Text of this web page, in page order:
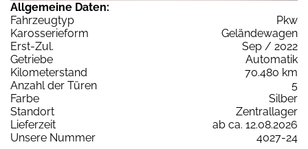
Allgemeine Daten:
Fahrzeugtyp
Pkw
Karosserieform
Geländewagen
Erst-Zul.
Sep / 2022
Getriebe
Automatik
Kilometerstand
70.480 km
Anzahl der Türen
5
Farbe
Silber
Standort
Zentrallager
Lieferzeit
ab ca. 12.08.2026
Unsere Nummer
4027-24